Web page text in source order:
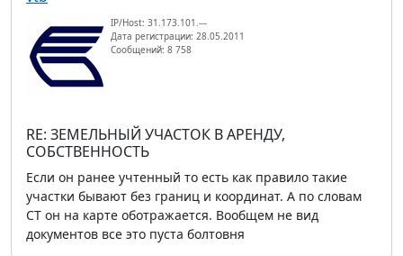
IP/Host: 31.173.101.---
Дата регистрации: 28.05.2011
Сообщений: 8 758
RE: ЗЕМЕЛЬНЫЙ УЧАСТОК В АРЕНДУ,
СОБСТВЕННОСТЬ
Если он ранее учтенный то есть как правило такие
участки бывают без границ и координат. А по словам
СТ он на карте оботражается. Вообщем не вид
документов все это пуста болтовня